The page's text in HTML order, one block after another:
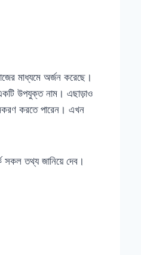
মাধ্যমে অর্জন করেছে।
উপযুক্ত নাম। এছাড়াও
করতে পারেন। এখন
তথ্য জানিয়ে দেব।